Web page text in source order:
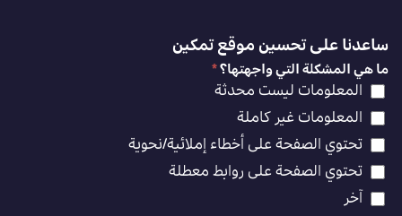
ساعدنا على تحسين موقع تمكين
ما هي المشكلة التي واجهتها؟*
المعلومات ليست محدثة
المعلومات غير كاملة
تحتوي الصفحة على أخطاء إملائية/نحوية
تحتوي الصفحة على روابط معطلة
آخر